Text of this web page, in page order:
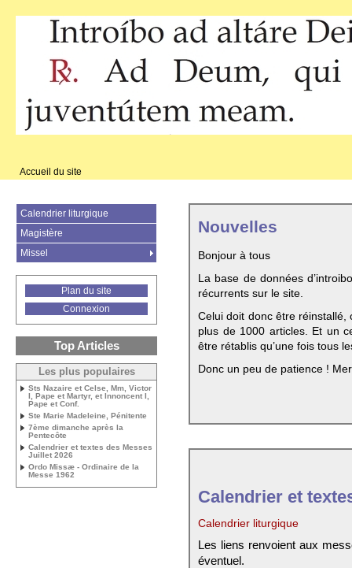
Accueil du site
Nouvelles
Bonjour à tous
La base de données
récurrents sur le site.
Celui doit donc être
plus de 1000 articles. Et un
être rétablis qu’une fois tous
Donc un peu de patience !
Calendrier et
Calendrier liturgique
Les liens renvoient aux
éventuel.
Calendrier liturgique
Magistère
Missel
Plan du site
Connexion
Top Articles
Les plus populaires
Sts Nazaire et Celse, Mm, Victor
I, Pape et Martyr, et Innoncent I,
Pape et Conf.
Ste Marie Madeleine, Pénitente
7ème dimanche après la
Pentecôte
Calendrier et textes des Messes
Juillet 2026
Ordo Missæ - Ordinaire de la
Messe 1962